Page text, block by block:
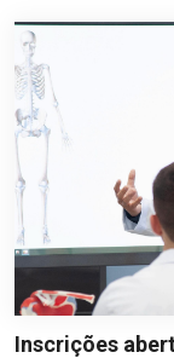
Inscrições